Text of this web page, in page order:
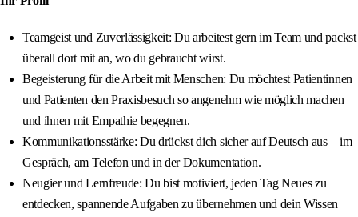
Teamgeist und Zuverlässigkeit: Du arbeitest gern im Team und packst
überall dort mit an, wo du gebraucht wirst.
Begeisterung für die Arbeit mit Menschen: Du möchtest Patientinnen
und Patienten den Praxisbesuch so angenehm wie möglich machen
und ihnen mit Empathie begegnen.
Kommunikationsstärke: Du drückst dich sicher auf Deutsch aus – im
Gespräch, am Telefon und in der Dokumentation.
Neugier und Lernfreude: Du bist motiviert, jeden Tag Neues zu
entdecken, spannende Aufgaben zu übernehmen und dein Wissen